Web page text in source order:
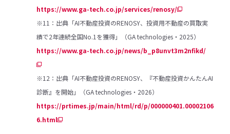
https://www.ga-tech.co.jp/services/renosy/
※11：出典「AI不動産投資のRENOSY、投資用不動産の買取実
績で2年連続全国No.1を獲得」（GA technologies・2025）
https://www.ga-tech.co.jp/news/b_p8unvt3m2nfikd/
※12：出典「AI不動産投資のRENOSY、『不動産投資かんたんAI
診断』を開始」（GA technologies・2026）
https://prtimes.jp/main/html/rd/p/000000401.00002106
6.html